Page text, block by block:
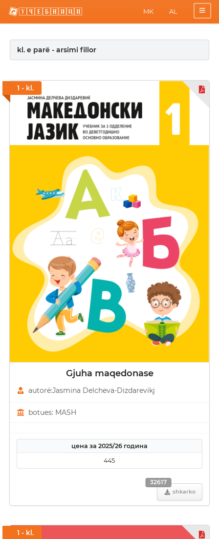
MK AL
kl. e parë - arsimi fillor
1 - kl.
Gjuha maqedonase
autorë:Јasmina Delcheva-Dizdarevikj
botues: MASH
цена за 2025/26 година
445
shkarko
32617
1 - kl.